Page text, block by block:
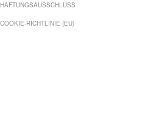
HAFTUNGSAUSSCHLUSS
COOKIE-RICHTLINIE (EU)